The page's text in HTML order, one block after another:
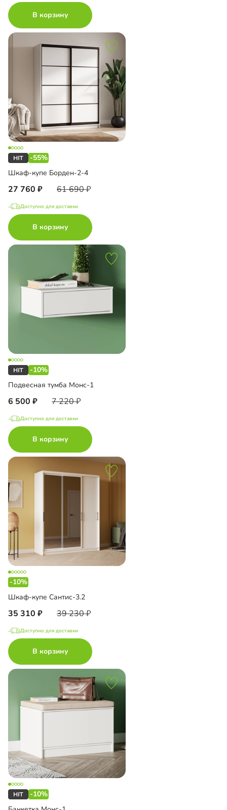
В корзину
-55%
Шкаф-купе Борден-2-4
27 760 61 690
Доступно для доставки
В корзину
-10%
Подвесная тумба Монс-1
6 500 7 220
Доступно для доставки
В корзину
-10%
Шкаф-купе Сантис-3.2
35 310 39 230
Доступно для доставки
В корзину
-10%